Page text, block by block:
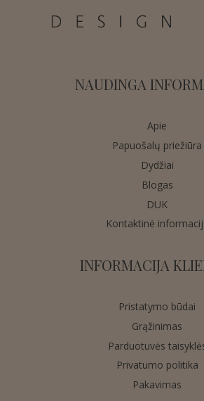
NAUDINGA
Apie
Papuošalų priežiūra
Dydžiai
Blogas
DUK
Kontaktinė
INFORMACIJA
Pristatymo būdai
Grąžinimas
Parduotuvės
Privatumo politika
Pakavimas